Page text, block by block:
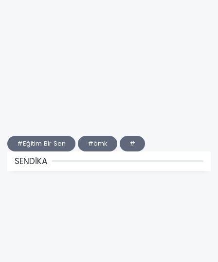
#Eğitim Bir Sen #ömk #
SENDİKA